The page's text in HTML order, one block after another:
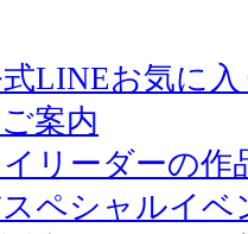
LINEお気に
案内
リーダーの作
ペシャルイベ